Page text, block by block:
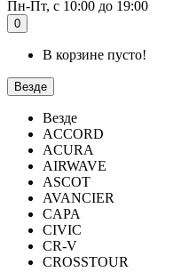
Пн-Пт, с 10:00 до 19:00
0
В корзине пусто!
Везде
Везде
ACCORD
ACURA
AIRWAVE
ASCOT
AVANCIER
CAPA
CIVIC
CR-V
CROSSTOUR